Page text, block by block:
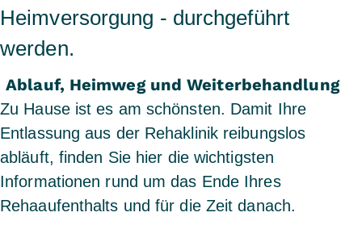
Heimversorgung - durchgeführt
werden.
Ablauf, Heimweg und Weiterbehandlung
Zu Hause ist es am schönsten. Damit Ihre
Entlassung aus der Rehaklinik reibungslos
abläuft, finden Sie hier die wichtigsten
Informationen rund um das Ende Ihres
Rehaaufenthalts und für die Zeit danach.